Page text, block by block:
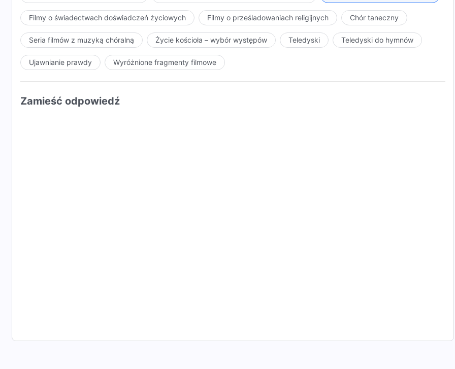
Filmy o świadectwach doświadczeń życiowych Filmy o prześladowaniach religijnych Chór taneczny
Seria filmów z muzyką chóralną Życie kościoła – wybór występów Teledyski Teledyski do hymnów
Ujawnianie prawdy Wyróżnione fragmenty filmowe
Zamieść odpowiedź